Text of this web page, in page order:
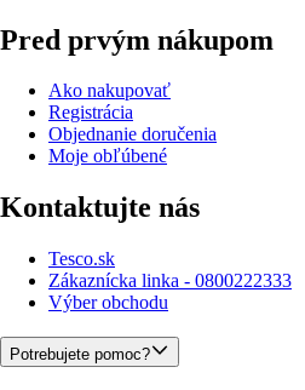
Pred prvým nákupom
Ako nakupovať
Registrácia
Objednanie doručenia
Moje obľúbené
Kontaktujte nás
Tesco.sk
Zákaznícka linka - 0800222333
Výber obchodu
Potrebujete pomoc?